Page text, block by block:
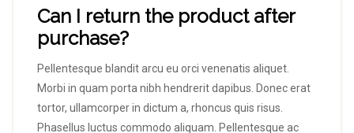
Can I return the product after
purchase?
Pellentesque blandit arcu eu orci venenatis aliquet.
Morbi in quam porta nibh hendrerit dapibus. Donec erat
tortor, ullamcorper in dictum a, rhoncus quis risus.
Phasellus luctus commodo aliquam. Pellentesque ac